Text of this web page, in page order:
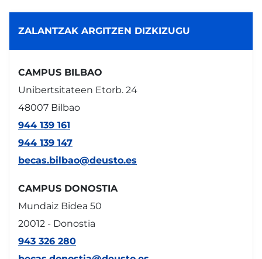
ZALANTZAK ARGITZEN DIZKIZUGU
CAMPUS BILBAO
Unibertsitateen Etorb. 24
48007 Bilbao
944 139 161
944 139 147
becas.bilbao@deusto.es
CAMPUS DONOSTIA
Mundaiz Bidea 50
20012 - Donostia
943 326 280